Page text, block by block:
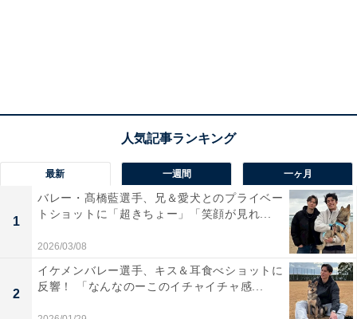
最新 一週間 一ヶ月
1
バレー・髙橋藍選手、兄＆愛犬とのプライベー
トショットに「超きちょー」「笑顔が見れ...
2026/03/08
2
イケメンバレー選手、キス＆耳食べショットに
反響！ 「なんなのーこのイチャイチャ感...